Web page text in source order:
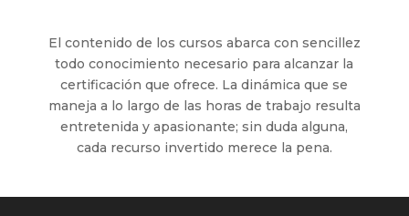
El contenido de los cursos abarca con sencillez
todo conocimiento necesario para alcanzar la
certificación que ofrece. La dinámica que se
maneja a lo largo de las horas de trabajo resulta
entretenida y apasionante; sin duda alguna,
cada recurso invertido merece la pena.